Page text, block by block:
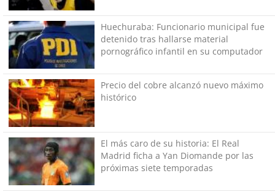
Huechuraba: Funcionario municipal fue
detenido tras hallarse material
pornográfico infantil en su computador
Precio del cobre alcanzó nuevo máximo
histórico
El más caro de su historia: El Real
Madrid ficha a Yan Diomande por las
próximas siete temporadas